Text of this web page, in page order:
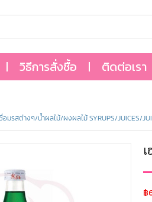
วิธีการสั่งซื้อ ติดต่อเรา
อมรสต่างๆ/น้ำผลไม้/ผงผลไม้ SYRUPS/JUICES/
฿